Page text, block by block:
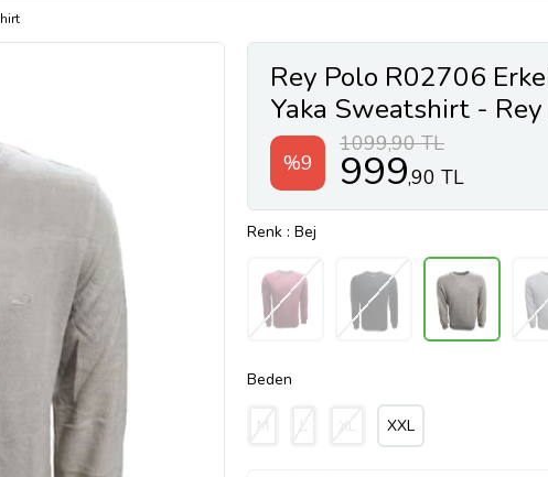
Rey Polo R02706
Yaka Sweatshirt -
%9
1099,90 TL
999,90 TL
Renk : Bej
Beden
M L XL XXL